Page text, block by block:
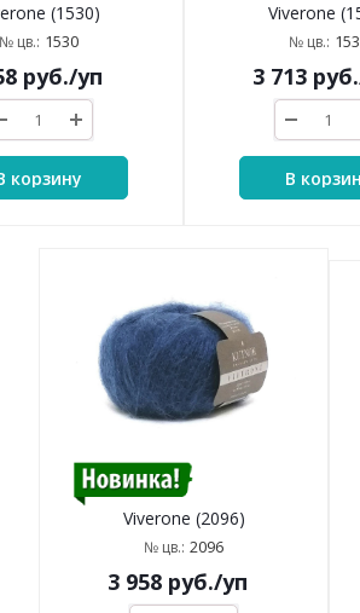
(1530)
№ цв.: 1530
руб./уп
корзину
Viverone
№ цв.:
3 713 руб.
В
Viverone (2096)
№ цв.: 2096
3 958 руб./уп